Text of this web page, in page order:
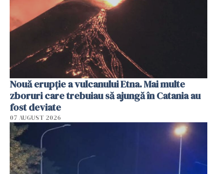
Nouă erupție a vulcanului Etna. Mai multe
zboruri care trebuiau să ajungă în Catania au
fost deviate
07 AUGUST 2026